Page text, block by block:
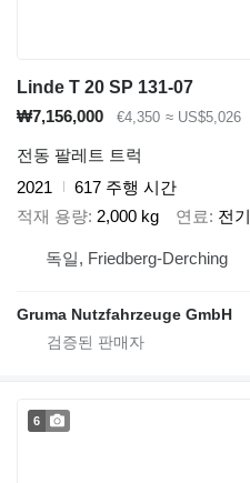
Linde T 20 SP 131-07
₩7,156,000
€4,350 ≈ US$5,026
전동 팔레트 트럭
2021
617 주행 시간
적재 용량 2,000 kg 연료 전기
독일, Friedberg-Derching
Gruma Nutzfahrzeuge GmbH
6